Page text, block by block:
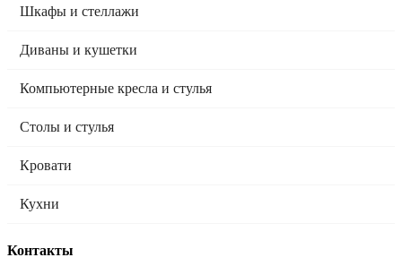
Шкафы и стеллажи
Диваны и кушетки
Компьютерные кресла и стулья
Столы и стулья
Кровати
Кухни
Контакты